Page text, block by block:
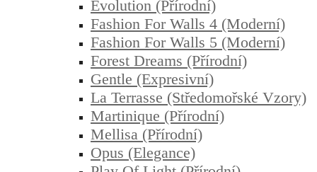
Evolution (přírodní)
Fashion For Walls 4 (moderní)
Fashion For Walls 5 (moderní)
Forest Dreams (přírodní)
Gentle (expresivní)
La Terrasse (středomořské Vzory)
Martinique (přírodní)
Mellisa (přírodní)
Opus (elegance)